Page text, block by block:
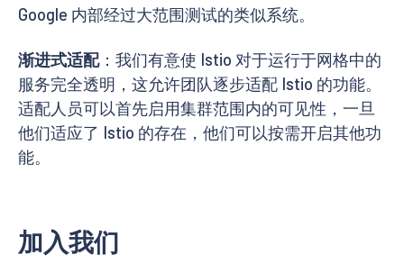
Google 内部经过大范围测试的类似系统。
渐进式适配：我们有意使 Istio 对于运行于网格中的
服务完全透明，这允许团队逐步适配 Istio 的功能。
适配人员可以首先启用集群范围内的可见性，一旦
他们适应了 Istio 的存在，他们可以按需开启其他功
能。
加入我们